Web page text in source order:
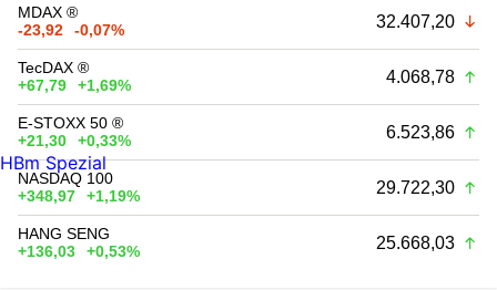
MDAX ®
-23,92
-0,07% 32.407,20
TecDAX ®
+67,79
+1,69% 4.068,78
E-STOXX 50 ®
+21,30
+0,33% 6.523,86
NASDAQ 100
+348,97
+1,19% 29.722,30
HANG SENG
+136,03
+0,53% 25.668,03
HBm Spezial